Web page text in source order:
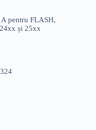
pentru FLASH,
și 25xx